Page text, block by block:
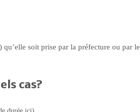
soit prise par la préfecture ou par le
cas?